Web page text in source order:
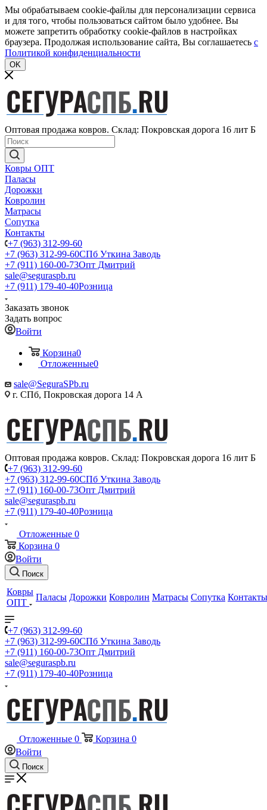
Мы обрабатываем cookie-файлы для персонализации сервиса
и для того, чтобы пользоваться сайтом было удобнее. Вы
можете запретить обработку cookie-файлов в настройках
браузера. Продолжая использование сайта, Вы соглашаетесь c
Политикой конфиденциальности
OK
Оптовая продажа ковров. Склад: Покровская дорога 16 лит Б
Ковры ОПТ
Паласы
Дорожки
Ковролин
Матрасы
Сопутка
Контакты
+7 (963) 312-99-60
+7 (963) 312-99-60СПб Уткина Заводь
+7 (911) 160-00-73Опт Дмитрий
sale@seguraspb.ru
+7 (911) 179-40-40Розница
Заказать звонок
Задать вопрос
Войти
Корзина0
Отложенные0
sale@SeguraSPb.ru
г. СПб, Покровская дорога 14 А
Оптовая продажа ковров. Склад: Покровская дорога 16 лит Б
+7 (963) 312-99-60
+7 (963) 312-99-60СПб Уткина Заводь
+7 (911) 160-00-73Опт Дмитрий
sale@seguraspb.ru
+7 (911) 179-40-40Розница
Отложенные 0
Корзина 0
Войти
Поиск
Ковры
ОПТ
Паласы Дорожки Ковролин Матрасы Сопутка Контакты
+7 (963) 312-99-60
+7 (963) 312-99-60СПб Уткина Заводь
+7 (911) 160-00-73Опт Дмитрий
sale@seguraspb.ru
+7 (911) 179-40-40Розница
Отложенные 0 Корзина 0
Войти
Поиск